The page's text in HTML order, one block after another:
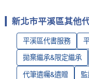
新北市平溪區其他
平溪區代書服務
拋棄繼承&限定繼承
代筆遺囑&遺贈